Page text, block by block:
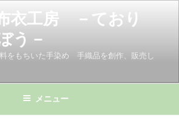
衣工房 －ており
う－
をもちいた手染め 手織品を創作、販売し
メニュー